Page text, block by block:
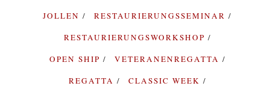
JOLLEN
RESTAURIERUNGSSEMINAR
RESTAURIERUNGSWORKSHOP
OPEN SHIP
VETERANENREGATTA
REGATTA
CLASSIC WEEK